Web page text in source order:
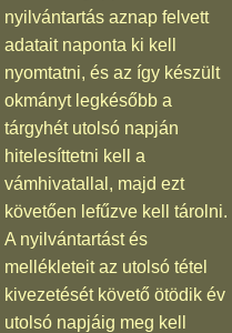
nyilvántartás aznap felvett
adatait naponta ki kell
nyomtatni, és az így készült
okmányt legkésőbb a
tárgyhét utolsó napján
hitelesíttetni kell a
vámhivatallal, majd ezt
követően lefűzve kell tárolni.
A nyilvántartást és
mellékleteit az utolsó tétel
kivezetését követő ötödik év
utolsó napjáig meg kell